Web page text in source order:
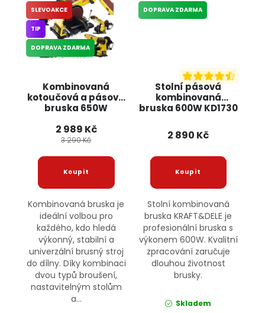
Kombinovaná
kotoučová a pásová
bruska 650W
SLEVOAKCE
TIP
DOPRAVA ZDARMA
2 989 Kč
3 290 Kč
Kombinovaná bruska je
ideální volbou pro
každého, kdo hledá
výkonný, stabilní a
univerzální brusný stroj
do dílny. Díky kombinaci
dvou typů broušení,
nastavitelným stolům
a...
Stolní pásová
kombinovaná
bruska 600W KD1730
DOPRAVA ZDARMA
2 890 Kč
Stolní kombinovaná
bruska KRAFT&DELE je
profesionální bruska s
výkonem 600W. Kvalitní
zpracování zaručuje
dlouhou životnost
brusky.
Skladem